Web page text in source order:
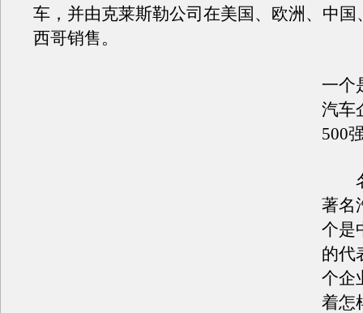
车，并由克莱斯勒公司在美国、欧洲、中国
西哥销售。
一个
汽车
500
名
著名
个是
的代
个企
着怎